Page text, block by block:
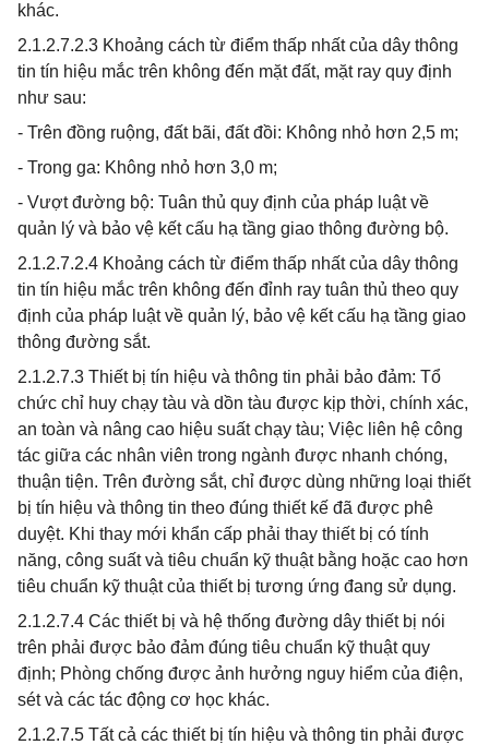
khác.
2.1.2.7.2.3 Khoảng cách từ điểm thấp nhất của dây thông
tin tín hiệu mắc trên không đến mặt đất, mặt ray quy định
như sau:
- Trên đồng ruộng, đất bãi, đất đồi: Không nhỏ hơn 2,5 m;
- Trong ga: Không nhỏ hơn 3,0 m;
- Vượt đường bộ: Tuân thủ quy định của pháp luật về
quản lý và bảo vệ kết cấu hạ tầng giao thông đường bộ.
2.1.2.7.2.4 Khoảng cách từ điểm thấp nhất của dây thông
tin tín hiệu mắc trên không đến đỉnh ray tuân thủ theo quy
định của pháp luật về quản lý, bảo vệ kết cấu hạ tầng giao
thông đường sắt.
2.1.2.7.3 Thiết bị tín hiệu và thông tin phải bảo đảm: Tổ
chức chỉ huy chạy tàu và dồn tàu được kịp thời, chính xác,
an toàn và nâng cao hiệu suất chạy tàu; Việc liên hệ công
tác giữa các nhân viên trong ngành được nhanh chóng,
thuận tiện. Trên đường sắt, chỉ được dùng những loại thiết
bị tín hiệu và thông tin theo đúng thiết kế đã được phê
duyệt. Khi thay mới khẩn cấp phải thay thiết bị có tính
năng, công suất và tiêu chuẩn kỹ thuật bằng hoặc cao hơn
tiêu chuẩn kỹ thuật của thiết bị tương ứng đang sử dụng.
2.1.2.7.4 Các thiết bị và hệ thống đường dây thiết bị nói
trên phải được bảo đảm đúng tiêu chuẩn kỹ thuật quy
định; Phòng chống được ảnh hưởng nguy hiểm của điện,
sét và các tác động cơ học khác.
2.1.2.7.5 Tất cả các thiết bị tín hiệu và thông tin phải được